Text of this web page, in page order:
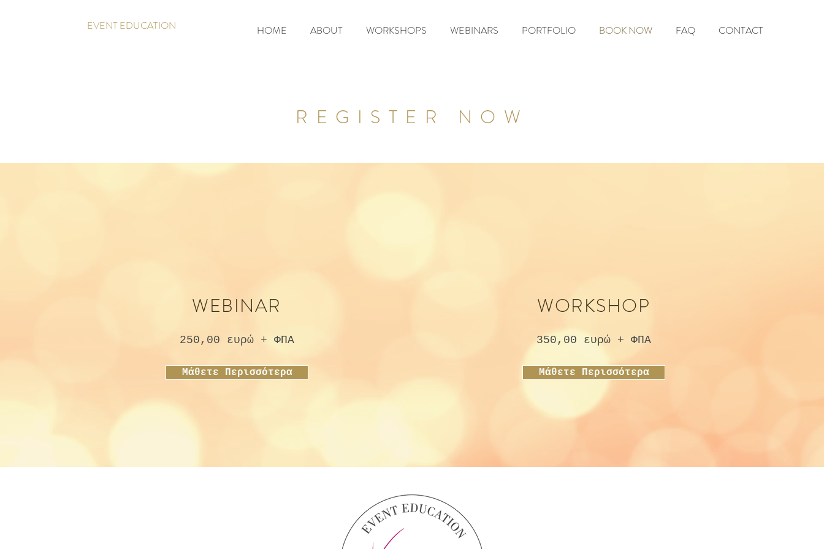
EVENT EDUCATION HOME ABOUT WORKSHOPS WEBINARS PORTFOLIO BOOK NOW FAQ CONTACT
REGISTER NOW
WEBINAR
250,00 ευρώ + ΦΠΑ
Μάθετε Περισσότερα
WORKSHOP
350,00 ευρώ + ΦΠΑ
Μάθετε Περισσότερα